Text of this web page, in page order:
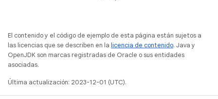
El contenido y el código de ejemplo de esta página están sujetos a
las licencias que se describen en la licencia de contenido. Java y
OpenJDK son marcas registradas de Oracle o sus entidades
asociadas.
Última actualización: 2023-12-01 (UTC).